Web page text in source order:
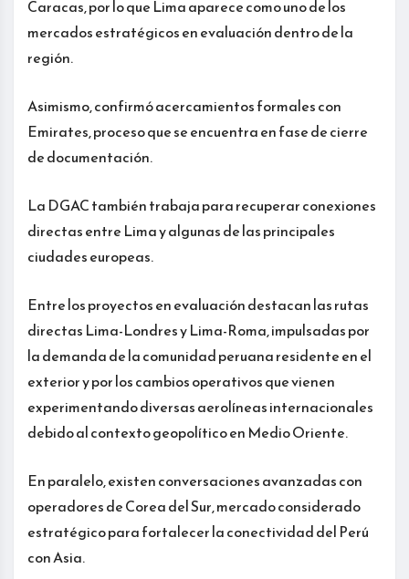
Caracas, por lo que Lima aparece como uno de los
mercados estratégicos en evaluación dentro de la
región.
Asimismo, confirmó acercamientos formales con
Emirates, proceso que se encuentra en fase de cierre
de documentación.
La DGAC también trabaja para recuperar conexiones
directas entre Lima y algunas de las principales
ciudades europeas.
Entre los proyectos en evaluación destacan las rutas
directas Lima-Londres y Lima-Roma, impulsadas por
la demanda de la comunidad peruana residente en el
exterior y por los cambios operativos que vienen
experimentando diversas aerolíneas internacionales
debido al contexto geopolítico en Medio Oriente.
En paralelo, existen conversaciones avanzadas con
operadores de Corea del Sur, mercado considerado
estratégico para fortalecer la conectividad del Perú
con Asia.